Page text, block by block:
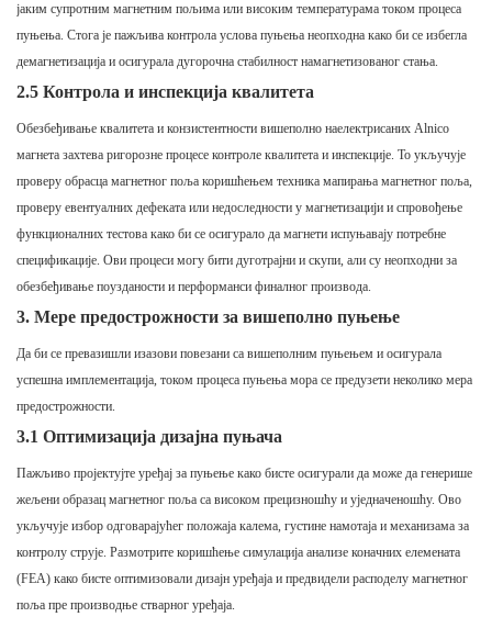
јаким супротним магнетним пољима или високим температурама током процеса
пуњења. Стога је пажљива контрола услова пуњења неопходна како би се избегла
демагнетизација и осигурала дугорочна стабилност намагнетизованог стања.
2.5 Контрола и инспекција квалитета
Обезбеђивање квалитета и конзистентности вишеполно наелектрисаних Alnico
магнета захтева ригорозне процесе контроле квалитета и инспекције. То укључује
проверу обрасца магнетног поља коришћењем техника мапирања магнетног поља,
проверу евентуалних дефеката или недоследности у магнетизацији и спровођење
функционалних тестова како би се осигурало да магнети испуњавају потребне
спецификације. Ови процеси могу бити дуготрајни и скупи, али су неопходни за
обезбеђивање поузданости и перформанси финалног производа.
3. Мере предострожности за вишеполно пуњење
Да би се превазишли изазови повезани са вишеполним пуњењем и осигурала
успешна имплементација, током процеса пуњења мора се предузети неколико мера
предострожности.
3.1 Оптимизација дизајна пуњача
Пажљиво пројектујте уређај за пуњење како бисте осигурали да може да генерише
жељени образац магнетног поља са високом прецизношћу и уједначеношћу. Ово
укључује избор одговарајућег положаја калема, густине намотаја и механизама за
контролу струје. Размотрите коришћење симулација анализе коначних елемената
(FEA) како бисте оптимизовали дизајн уређаја и предвидели расподелу магнетног
поља пре производње стварног уређаја.